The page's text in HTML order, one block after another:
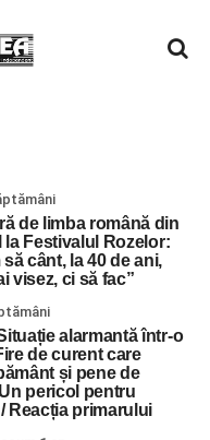
de limba română din
Festivalul Rozelor:
cânt, la 40 de ani,
visez, ci să fac”
alarmantă într-o
de curent care
și pene de
pericol pentru
Reacția primarului